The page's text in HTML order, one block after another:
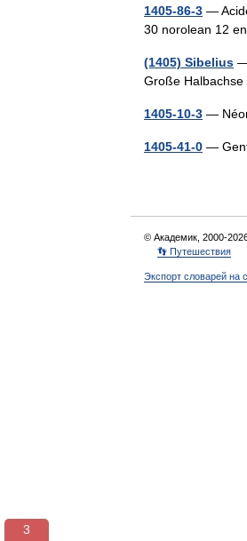
1405-86-3 —
30 norolean 12
(1405) Sibelius —
Große
1405-10-3 —
1405-41-0 —
© Академик, 2000-
👣 Путешествия
Экспорт словарей на
3